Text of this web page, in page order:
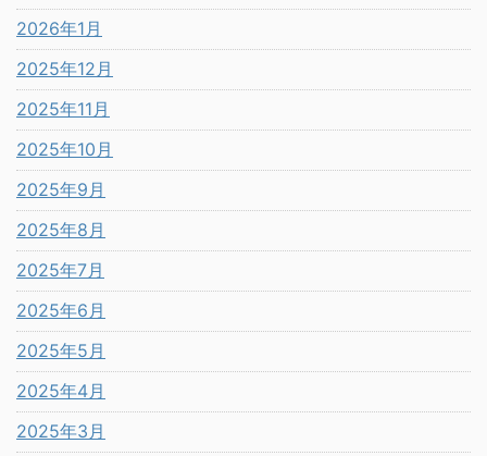
2026年1月
2025年12月
2025年11月
2025年10月
2025年9月
2025年8月
2025年7月
2025年6月
2025年5月
2025年4月
2025年3月